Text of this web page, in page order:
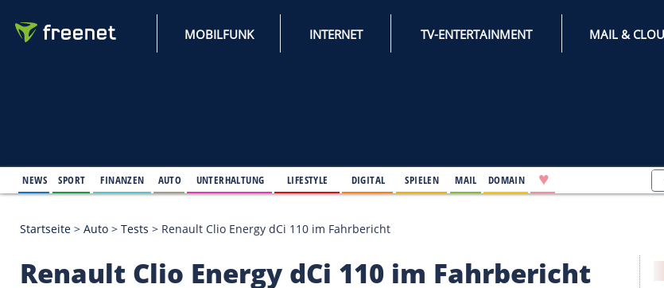
MOBILFUNK INTERNET TV-ENTERTAINMENT
Startseite > Auto >Tests > Renault Clio Energy dCi 110 im Fahrbericht